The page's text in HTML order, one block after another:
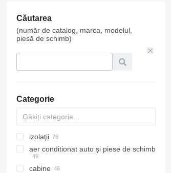
Căutarea
(număr de catalog, marca, modelul,
piesă de schimb)
Categorie
izolaţii
aer conditionat auto și piese de schimb
radiatoare aer condiționat
cabine